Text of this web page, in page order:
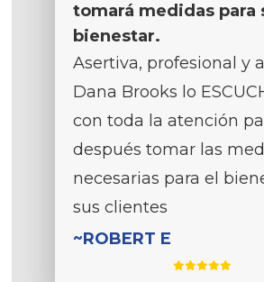
tomará medidas para
bienestar.
Asertiva, profesional y
Dana Brooks lo
con toda la atención
después tomar las
necesarias para el
sus clientes
~ROBERT E